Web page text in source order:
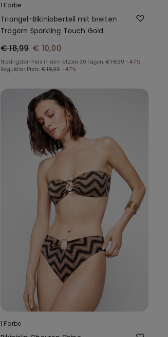
1 Farbe
Triangel-Bikinioberteil mit breiten
Trägern Sparkling Touch Gold
€ 18,99 € 10,00
Niedrigster Preis in den letzten 30 Tagen: € 18,99 -47%
Regulärer Preis: € 18,99 -47%
1 Farbe